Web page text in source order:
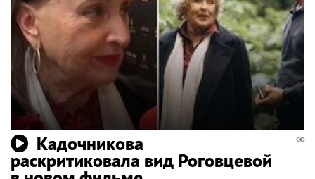
Кадочникова
раскритиковала вид Роговцевой